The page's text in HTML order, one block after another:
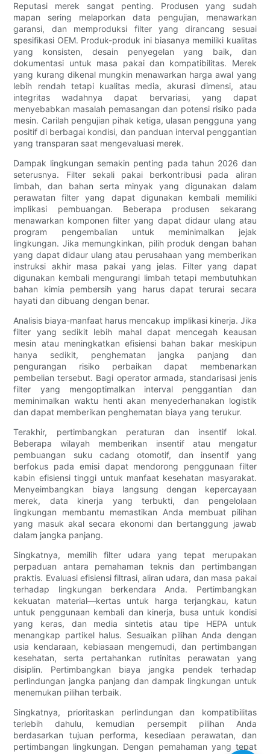
Reputasi merek sangat penting. Produsen yang sudah
mapan sering melaporkan data pengujian, menawarkan
garansi, dan memproduksi filter yang dirancang sesuai
spesifikasi OEM. Produk-produk ini biasanya memiliki kualitas
yang konsisten, desain penyegelan yang baik, dan
dokumentasi untuk masa pakai dan kompatibilitas. Merek
yang kurang dikenal mungkin menawarkan harga awal yang
lebih rendah tetapi kualitas media, akurasi dimensi, atau
integritas wadahnya dapat bervariasi, yang dapat
menyebabkan masalah pemasangan dan potensi risiko pada
mesin. Carilah pengujian pihak ketiga, ulasan pengguna yang
positif di berbagai kondisi, dan panduan interval penggantian
yang transparan saat mengevaluasi merek.
Dampak lingkungan semakin penting pada tahun 2026 dan
seterusnya. Filter sekali pakai berkontribusi pada aliran
limbah, dan bahan serta minyak yang digunakan dalam
perawatan filter yang dapat digunakan kembali memiliki
implikasi pembuangan. Beberapa produsen sekarang
menawarkan komponen filter yang dapat didaur ulang atau
program pengembalian untuk meminimalkan jejak
lingkungan. Jika memungkinkan, pilih produk dengan bahan
yang dapat didaur ulang atau perusahaan yang memberikan
instruksi akhir masa pakai yang jelas. Filter yang dapat
digunakan kembali mengurangi limbah tetapi membutuhkan
bahan kimia pembersih yang harus dapat terurai secara
hayati dan dibuang dengan benar.
Analisis biaya-manfaat harus mencakup implikasi kinerja. Jika
filter yang sedikit lebih mahal dapat mencegah keausan
mesin atau meningkatkan efisiensi bahan bakar meskipun
hanya sedikit, penghematan jangka panjang dan
pengurangan risiko perbaikan dapat membenarkan
pembelian tersebut. Bagi operator armada, standarisasi jenis
filter yang mengoptimalkan interval penggantian dan
meminimalkan waktu henti akan menyederhanakan logistik
dan dapat memberikan penghematan biaya yang terukur.
Terakhir, pertimbangkan peraturan dan insentif lokal.
Beberapa wilayah memberikan insentif atau mengatur
pembuangan suku cadang otomotif, dan insentif yang
berfokus pada emisi dapat mendorong penggunaan filter
kabin efisiensi tinggi untuk manfaat kesehatan masyarakat.
Menyeimbangkan biaya langsung dengan kepercayaan
merek, data kinerja yang terbukti, dan pengelolaan
lingkungan membantu memastikan Anda membuat pilihan
yang masuk akal secara ekonomi dan bertanggung jawab
dalam jangka panjang.
Singkatnya, memilih filter udara yang tepat merupakan
perpaduan antara pemahaman teknis dan pertimbangan
praktis. Evaluasi efisiensi filtrasi, aliran udara, dan masa pakai
terhadap lingkungan berkendara Anda. Pertimbangkan
kekuatan material—kertas untuk harga terjangkau, katun
untuk penggunaan kembali dan kinerja, busa untuk kondisi
yang keras, dan media sintetis atau tipe HEPA untuk
menangkap partikel halus. Sesuaikan pilihan Anda dengan
usia kendaraan, kebiasaan mengemudi, dan pertimbangan
kesehatan, serta pertahankan rutinitas perawatan yang
disiplin. Pertimbangkan biaya jangka pendek terhadap
perlindungan jangka panjang dan dampak lingkungan untuk
menemukan pilihan terbaik.
Singkatnya, prioritaskan perlindungan dan kompatibilitas
terlebih dahulu, kemudian persempit pilihan Anda
berdasarkan tujuan performa, kesediaan perawatan, dan
pertimbangan lingkungan. Dengan pemahaman yang tepat